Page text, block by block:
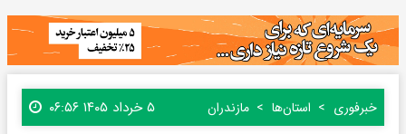
خبرفوری استان‌ها مازندران ۵ خرداد ۱۴۰۵ ۰۶:۵۶